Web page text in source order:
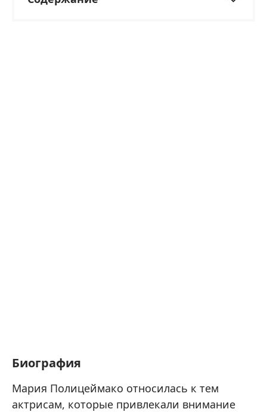
Биография
Мария Полицеймако относилась к тем
актрисам, которые привлекали внимание